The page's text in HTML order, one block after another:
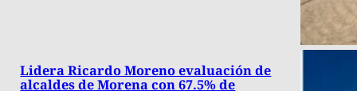
Lidera Ricardo Moreno evaluación de
alcaldes de Morena con 67.5% de